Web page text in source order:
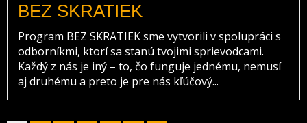
BEZ SKRATIEK
Program BEZ SKRATIEK sme vytvorili v spolupráci s
odborníkmi, ktorí sa stanú tvojimi sprievodcami.
Každý z nás je iný – to, čo funguje jednému, nemusí
aj druhému a preto je pre nás kľúčový...